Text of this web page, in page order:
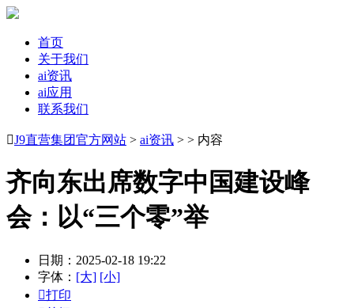
首页
关于我们
ai资讯
ai应用
联系我们
J9直营集团官方网站 > ai资讯 > > 内容
齐向东出席数字中国建设峰
会：以“三个零”举
日期：2025-02-18 19:22
字体： [大] [小]
打印